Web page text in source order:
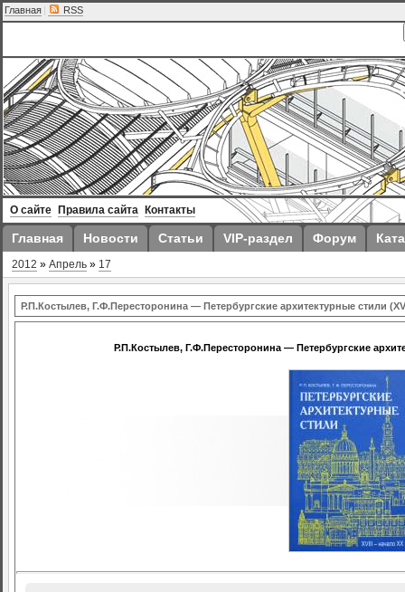
Главная | RSS
О сайте Правила сайта Контакты
Главная Новости Статьи VIP-раздел Форум
2012 » Апрель » 17
Р.П.Костылев, Г.Ф.Пересторонина — Петербургские архитектурные стили
Р.П.Костылев, Г.Ф.Пересторонина — Петербургские